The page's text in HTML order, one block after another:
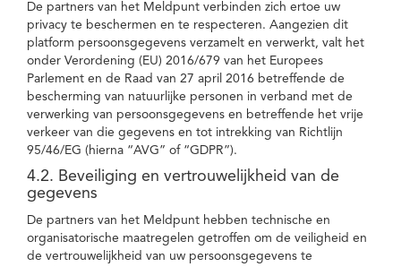
De partners van het Meldpunt verbinden zich ertoe uw
privacy te beschermen en te respecteren. Aangezien dit
platform persoonsgegevens verzamelt en verwerkt, valt het
onder Verordening (EU) 2016/679 van het Europees
Parlement en de Raad van 27 april 2016 betreffende de
bescherming van natuurlijke personen in verband met de
verwerking van persoonsgegevens en betreffende het vrije
verkeer van die gegevens en tot intrekking van Richtlijn
95/46/EG (hierna “AVG” of “GDPR”).
4.2. Beveiliging en vertrouwelijkheid van de
gegevens
De partners van het Meldpunt hebben technische en
organisatorische maatregelen getroffen om de veiligheid en
de vertrouwelijkheid van uw persoonsgegevens te